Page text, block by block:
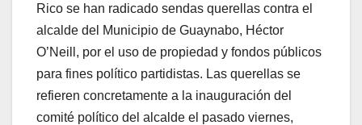
Rico se han radicado sendas querellas contra el
alcalde del Municipio de Guaynabo, Héctor
O’Neill, por el uso de propiedad y fondos públicos
para fines político partidistas. Las querellas se
refieren concretamente a la inauguración del
comité político del alcalde el pasado viernes,